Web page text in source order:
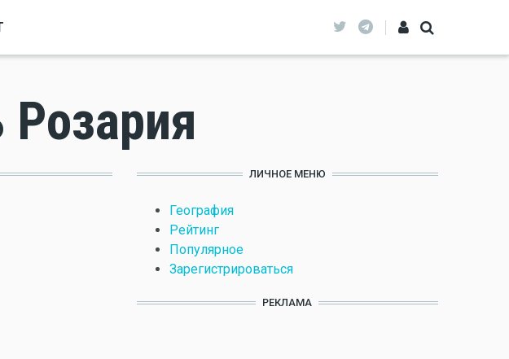
ЛИЧНОЕ МЕНЮ
География
Рейтинг
Популярное
Зарегистрироваться
РЕКЛАМА